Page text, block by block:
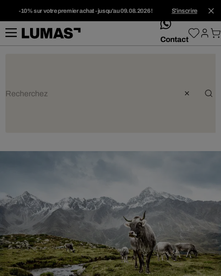
-10% sur votre premier achat - jusqu'au 09.08.2026 ! S'inscrire
whatsApp
Contact